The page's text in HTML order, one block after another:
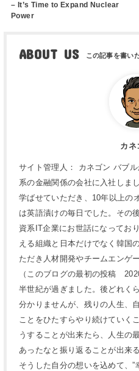
– It’s Time to Expand Nuclear
Power
ABOUT US
カネ
サイト管理人： カネゴン バブ
系の金融関係の会社に入社しま
学ばせていただき、10年以上の
は英語漬けの毎日でした。その
資系IT企業にお世話になってお
える組織と日本だけでなく韓国
ただき人材開発やチームエンゲ
（このブログの最初の投稿
半世紀が過ぎました。後どれく
分かりませんが、残りの人生、
ことをひたすらやり続けていく
うすることが出来たら、人生の
あったなと振り返ることが出来
そうした自分の想いを込めて、